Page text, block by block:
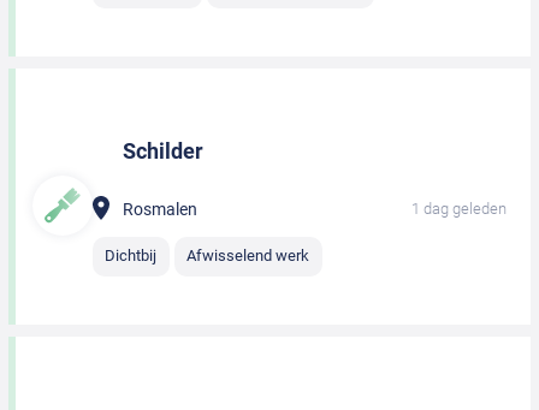
Schilder
Rosmalen 1 dag geleden
Dichtbij Afwisselend werk